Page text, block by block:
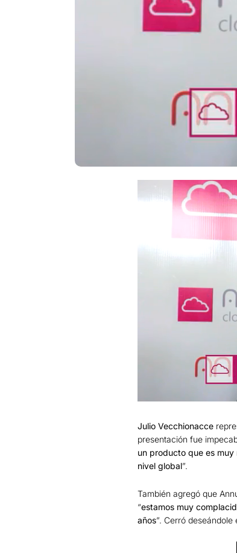
Julio Vecchionacce
presentación fue
un producto que es muy
nivel global”.
También agregó que
“estamos muy
años”. Cerró